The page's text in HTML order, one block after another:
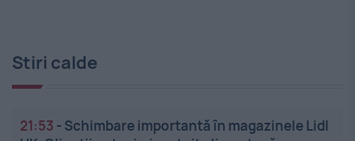
Stiri calde
21:53 - Schimbare importantă în magazinele Lidl